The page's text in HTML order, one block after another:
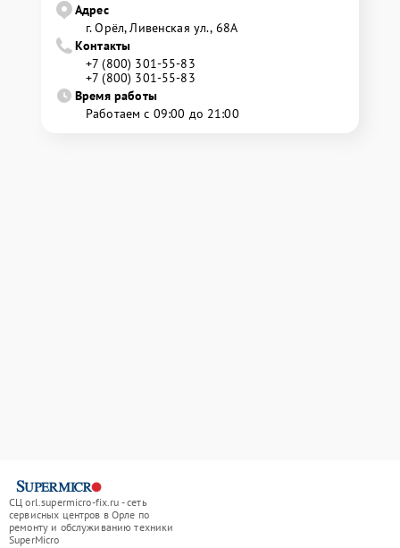
Адрес
г. Орёл, Ливенская ул., 68А
Контакты
+7 (800) 301-55-83
+7 (800) 301-55-83
Время работы
Работаем с 09:00 до 21:00
СЦ orl.supermicro-fix.ru - сеть
сервисных центров в Орле по
ремонту и обслуживанию техники
SuperMicro